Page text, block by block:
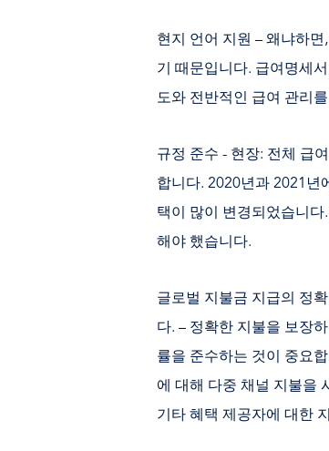
현지 언어 지원 – 왜냐하
기 때문입니다. 급여명세
도와 전반적인 급여 관리
규정 준수 - 현장: 전체 급
합니다. 2020년과 2021년
택이 많이 변경되었습니
해야 했습니다.
글로벌 지불금 지급의 정
다. – 정확한 지불을 보장
률을 준수하는 것이 중요
에 대해 다중 채널 지불을
기타 혜택 제공자에 대한